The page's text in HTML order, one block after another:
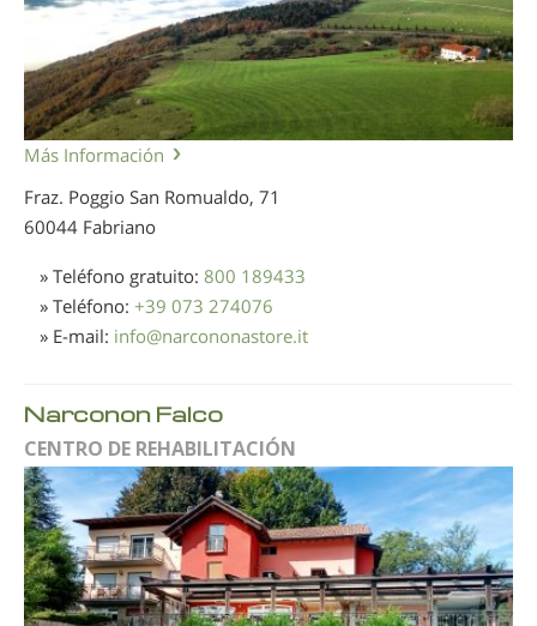
Más Información
Fraz. Poggio San Romualdo, 71
60044 Fabriano
» Teléfono gratuito: 800 189433
» Teléfono: +39 073 274076
» E-mail: info@narcononastore.it
Narconon Falco
CENTRO DE REHABILITACIÓN